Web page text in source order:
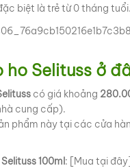
biệt là trẻ từ 0 tháng tuổi.
ho Selituss ở
có giá khoảng
cung cấp).
phẩm này tại các cửa
100ml: [Mua tại đây]